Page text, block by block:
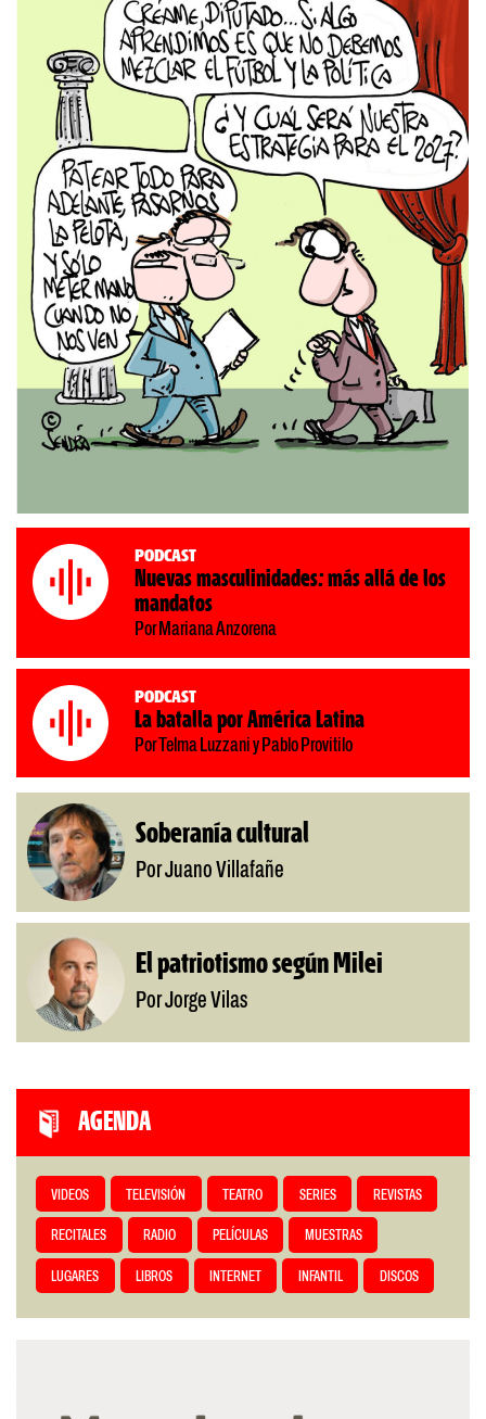
Podcast
Nuevas masculinidades: más allá de los
mandatos
Por Mariana Anzorena
Podcast
La batalla por América Latina
Por Telma Luzzani y Pablo Provitilo
Soberanía cultural
Por Juano Villafañe
El patriotismo según Milei
Por Jorge Vilas
AGENDA
VIDEOS TELEVISIÓN TEATRO SERIES REVISTAS
RECITALES RADIO PELÍCULAS MUESTRAS
LUGARES LIBROS INTERNET INFANTIL DISCOS